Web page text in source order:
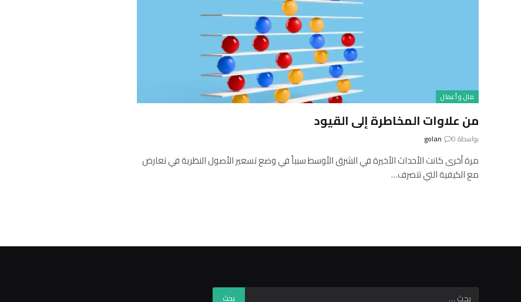
مال و أعمال
من علاوات المخاطرة إلى القيود
بواسطة golan 0
مرة أخرى كانت الأحداث الأخيرة في الشرق الأوسط سبباً في وضع تسعير الأصول النظرية في تعارض
مع الكيفية التي تتصرف…